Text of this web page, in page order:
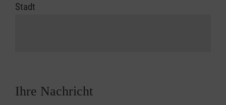
Stadt
Ihre Nachricht